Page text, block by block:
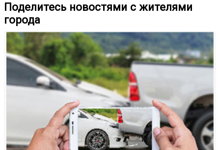
Поделитесь новостями с жителями
города